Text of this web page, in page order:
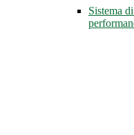
Sistema